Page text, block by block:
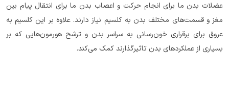
عضلات بدن ما برای انجام حرکت و اعصاب بدن ما برای انتقال پیام بین
مغز و قسمت‌های مختلف بدن به کلسیم نیاز دارند. علاوه بر این کلسیم به
عروق برای برقراری خون‌رسانی به سراسر بدن و ترشح هورمون‌هایی که بر
بسیاری از عملکردهای بدن تاثیرگذارند کمک می‌کند.